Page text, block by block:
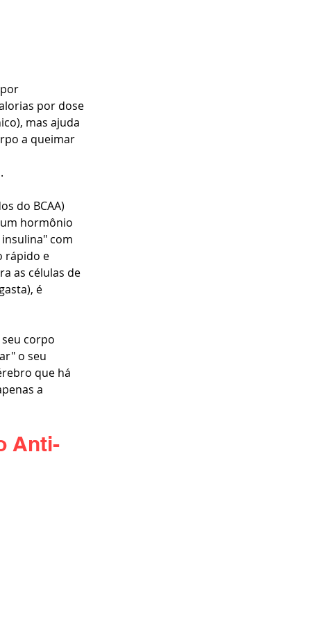
por dose
mas ajuda
a queimar
do BCAA)
hormônio
com
rápido e
as células de
é
corpo
o seu
que há
a
Anti-